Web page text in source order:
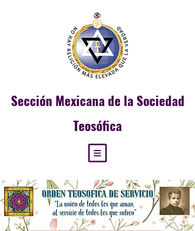
Sección Mexicana de la Sociedad
Teosófica